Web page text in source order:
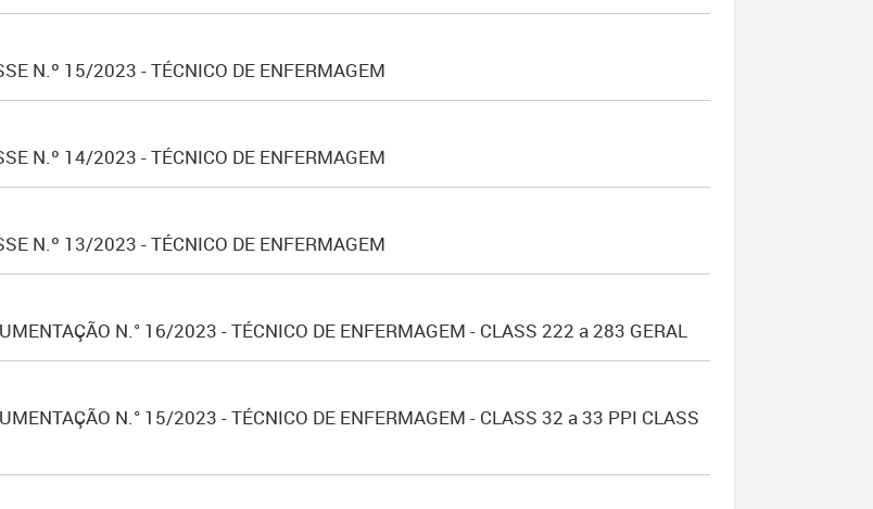
N.º 15/2023 - TÉCNICO DE ENFERMAGEM
N.º 14/2023 - TÉCNICO DE ENFERMAGEM
N.º 13/2023 - TÉCNICO DE ENFERMAGEM
N.° 16/2023 - TÉCNICO DE ENFERMAGEM - CLASS 222 a 283 GERAL
N.° 15/2023 - TÉCNICO DE ENFERMAGEM - CLASS 32 a 33 PPI CLASS